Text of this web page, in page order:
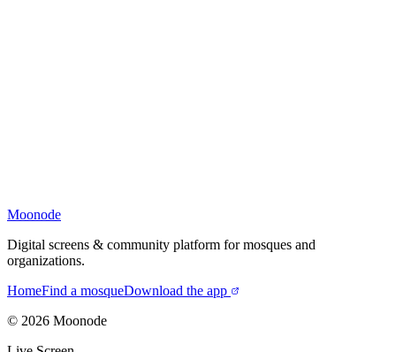
Moonode
Digital screens & community platform for mosques and
organizations.
HomeFind a mosqueDownload the app
© 2026 Moonode